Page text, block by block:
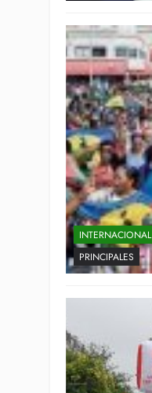
INTERNACIONAL
PRINCIPALES